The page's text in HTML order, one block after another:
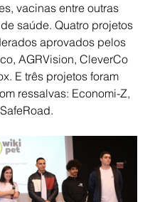
vacinas entre outras
saúde. Quatro projetos
aprovados pelos
AGRVision, CleverCo
E três projetos foram
ressalvas: Economi-Z,